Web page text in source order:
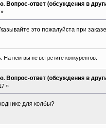
Вопрос-ответ (обсуждения в
это пожалуйста при
нем вы не встретите конкурентов.
Вопрос-ответ (обсуждения в
»
для колбы?